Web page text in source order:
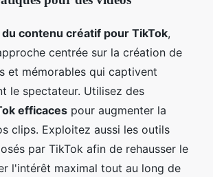
du contenu créatif pour TikTok,
centrée sur la création de
et mémorables qui captivent
le spectateur. Utilisez des
efficaces pour augmenter la
clips. Exploitez aussi les outils
par TikTok afin de rehausser le
l'intérêt maximal tout au long de